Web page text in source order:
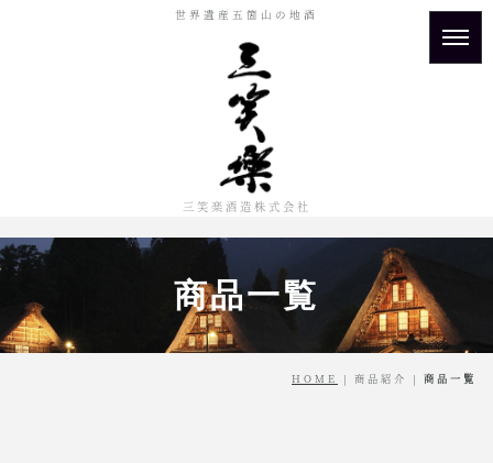
世界遺産五箇山の地酒
三笑楽酒造株式会社
商品一覧
HOME | 商品紹介 | 商品一覧